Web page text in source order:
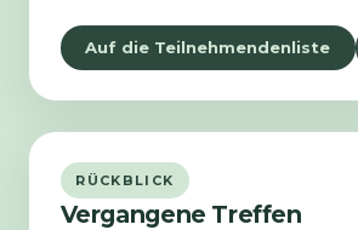
Auf die Teilnehmendenliste
RÜCKBLICK
Vergangene Treffen